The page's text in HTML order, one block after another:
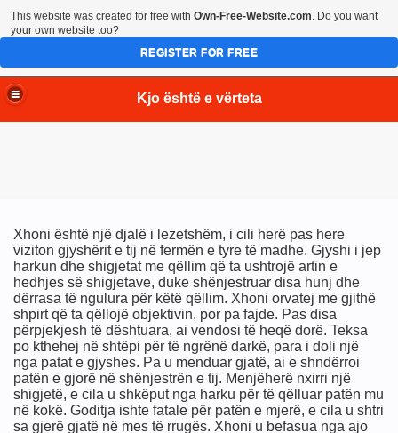
Kjo është e vërteta
Xhoni është një djalë i lezetshëm, i cili herë pas here
viziton gjyshërit e tij në fermën e tyre të madhe. Gjyshi i jep
harkun dhe shigjetat me qëllim që ta ushtrojë artin e
hedhjes së shigjetave, duke shënjestruar disa hunj dhe
dërrasa të ngulura për këtë qëllim. Xhoni orvatej me gjithë
shpirt që ta qëllojë objektivin, por pa fajde. Pas disa
përpjekjesh të dështuara, ai vendosi të heqë dorë. Teksa
po kthehej në shtëpi për të ngrënë darkë, para i doli një
nga patat e gjyshes. Pa u menduar gjatë, ai e shndërroi
patën e gjorë në shënjestrën e tij. Menjëherë nxirri një
shigjetë, e cila u shkëput nga harku për të qëlluar patën mu
në kokë. Goditja ishte fatale për patën e mjerë, e cila u shtri
sa gjerë gjatë në mes të rrugës. Xhoni u befasua nga ajo
This website was created for free with Own-Free-Website.com. Do you want
your own website too?
REGISTER FOR FREE